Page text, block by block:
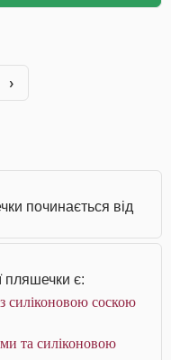
›
починається від
пляшечки є:
силіконовою соскою
та силіконовою